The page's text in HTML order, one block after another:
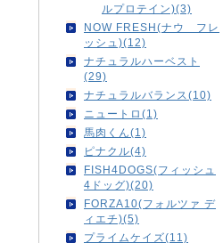
ルプロテイン)(3)
NOW FRESH(ナウ フレ
ッシュ)(12)
ナチュラルハーベスト
(29)
ナチュラルバランス(10)
ニュートロ(1)
馬肉くん(1)
ピナクル(4)
FISH4DOGS(フィッシュ
4ドッグ)(20)
FORZA10(フォルツァ デ
ィエチ)(5)
プライムケイズ(11)